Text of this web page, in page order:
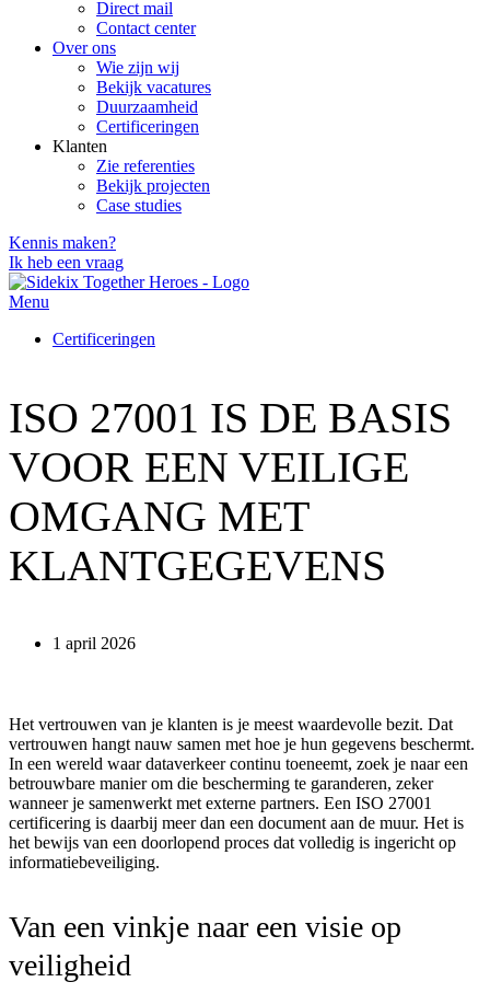
Direct mail
Contact center
Over ons
Wie zijn wij
Bekijk vacatures
Duurzaamheid
Certificeringen
Klanten
Zie referenties
Bekijk projecten
Case studies
Kennis maken?
Ik heb een vraag
Menu
Certificeringen
ISO 27001 IS DE BASIS
VOOR EEN VEILIGE
OMGANG MET
KLANTGEGEVENS
1 april 2026
Het vertrouwen van je klanten is je meest waardevolle bezit. Dat
vertrouwen hangt nauw samen met hoe je hun gegevens beschermt.
In een wereld waar dataverkeer continu toeneemt, zoek je naar een
betrouwbare manier om die bescherming te garanderen, zeker
wanneer je samenwerkt met externe partners. Een ISO 27001
certificering is daarbij meer dan een document aan de muur. Het is
het bewijs van een doorlopend proces dat volledig is ingericht op
informatiebeveiliging.
Van een vinkje naar een visie op
veiligheid